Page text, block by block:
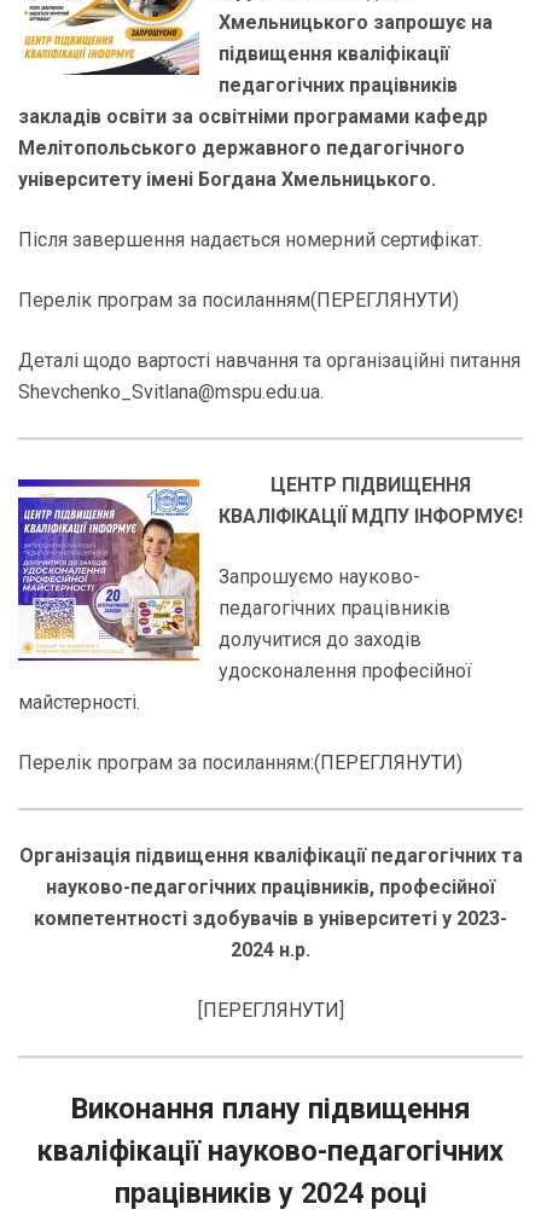
Хмельницького запрошує на
підвищення кваліфікації
педагогічних працівників
закладів освіти за освітніми програмами кафедр
Мелітопольського державного педагогічного
університету імені Богдана Хмельницького.
Після завершення надається номерний сертифікат.
Перелік програм за посиланням(ПЕРЕГЛЯНУТИ)
Деталі щодо вартості навчання та організаційні питання
Shevchenko_Svitlana@mspu.edu.ua.
ЦЕНТР ПІДВИЩЕННЯ
КВАЛІФІКАЦІЇ МДПУ ІНФОРМУЄ!
Запрошуємо науково-
педагогічних працівників
долучитися до заходів
удосконалення професійної
майстерності.
Перелік програм за посиланням:(ПЕРЕГЛЯНУТИ)
Організація підвищення кваліфікації педагогічних та
науково-педагогічних працівників, професійної
компетентності здобувачів в університеті у 2023-
2024 н.р.
[ПЕРЕГЛЯНУТИ]
Виконання плану підвищення
кваліфікації науково-педагогічних
працівників у 2024 році